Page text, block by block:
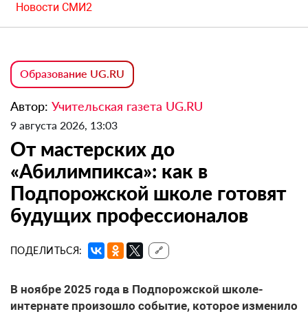
Новости СМИ2
Образование UG.RU
Автор: Учительская газета UG.RU
9 августа 2026, 13:03
От мастерских до
«Абилимпикса»: как в
Подпорожской школе готовят
будущих профессионалов
ПОДЕЛИТЬСЯ: 🔗
В ноябре 2025 года в Подпорожской школе-
интернате произошло событие, которое изменило